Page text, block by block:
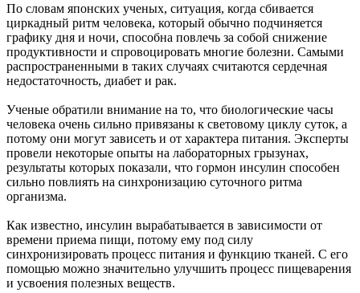
По словам японских ученых, ситуация, когда сбивается
циркадный ритм человека, который обычно подчиняется
графику дня и ночи, способна повлечь за собой снижение
продуктивности и спровоцировать многие болезни. Самыми
распространенными в таких случаях считаются сердечная
недостаточность, диабет и рак.
Ученые обратили внимание на то, что биологические часы
человека очень сильно привязаны к световому циклу суток, а
потому они могут зависеть и от характера питания. Эксперты
провели некоторые опыты на лабораторных грызунах,
результаты которых показали, что гормон инсулин способен
сильно повлиять на синхронизацию суточного ритма
организма.
Как известно, инсулин вырабатывается в зависимости от
времени приема пищи, потому ему под силу
синхронизировать процесс питания и функцию тканей. С его
помощью можно значительно улучшить процесс пищеварения
и усвоения полезных веществ.